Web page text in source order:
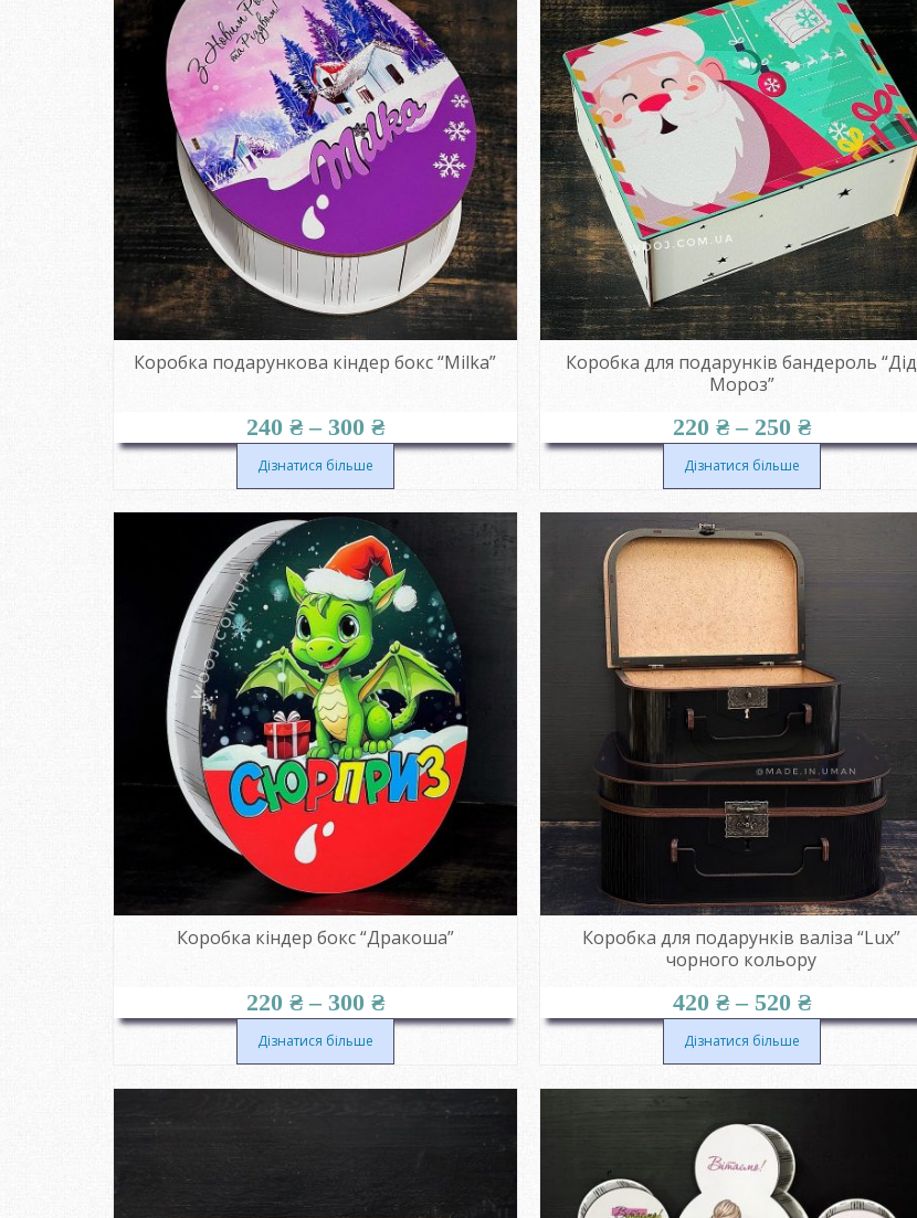
Коробка подарункова кіндер бокс “Milka”
240 ₴ – 300 ₴Діапазон
цін:
від
до
300 ₴
Дізнатися більше
Коробка для подарунків бандероль “Дід
Мороз”
220 ₴ – 250 ₴Діапазон
цін:
від
до
250 ₴
Дізнатися більше
Коробка кіндер бокс “Дракоша”
220 ₴ – 300 ₴Діапазон
цін:
від
до
300 ₴
Дізнатися більше
Коробка для подарунків валіза “Lux”
чорного кольору
420 ₴ – 520 ₴Діапазон
цін:
від
до
520 ₴
Дізнатися більше